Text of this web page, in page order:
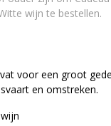
voor een groot
en omstreken.
Dedemsvaart Groot Witte wijn te bestellen.